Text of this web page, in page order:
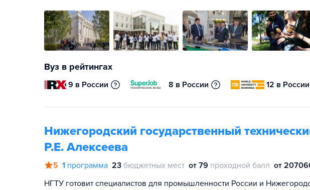
Вуз в рейтингах
9 в России 8 в России 12 в России
Нижегородский государственный
Р.Е. Алексеева
5 1 программа 23 бюджетных мест от 79 проходной балл от
НГТУ готовит специалистов для промышленности России и